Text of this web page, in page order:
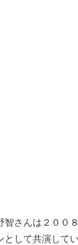
さんは２００
として共演して